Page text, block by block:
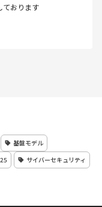
ております
基盤モデル
サイバーセキュリティ